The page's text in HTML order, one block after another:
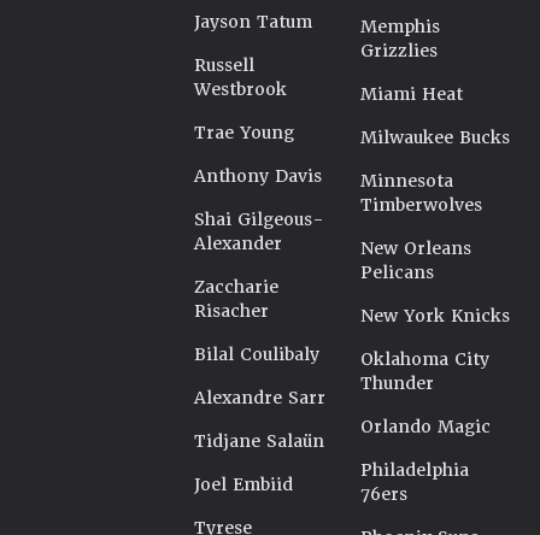
Jayson Tatum
Russell
Westbrook
Trae Young
Anthony Davis
Shai Gilgeous-
Alexander
Zaccharie
Risacher
Bilal Coulibaly
Alexandre Sarr
Tidjane Salaün
Joel Embiid
Tyrese
Memphis
Grizzlies
Miami Heat
Milwaukee Bucks
Minnesota
Timberwolves
New Orleans
Pelicans
New York Knicks
Oklahoma City
Thunder
Orlando Magic
Philadelphia
76ers